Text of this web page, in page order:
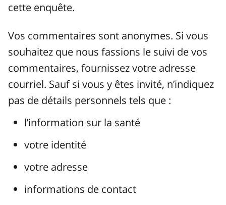
cette enquête.
Vos commentaires sont anonymes. Si vous
souhaitez que nous fassions le suivi de vos
commentaires, fournissez votre adresse
courriel. Sauf si vous y êtes invité, n’indiquez
pas de détails personnels tels que :
l’information sur la santé
votre identité
votre adresse
informations de contact